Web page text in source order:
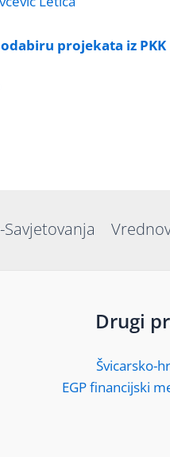
projekata iz PKK
Savjetovanja
Drugi
Švicarsko-
EGP financijski